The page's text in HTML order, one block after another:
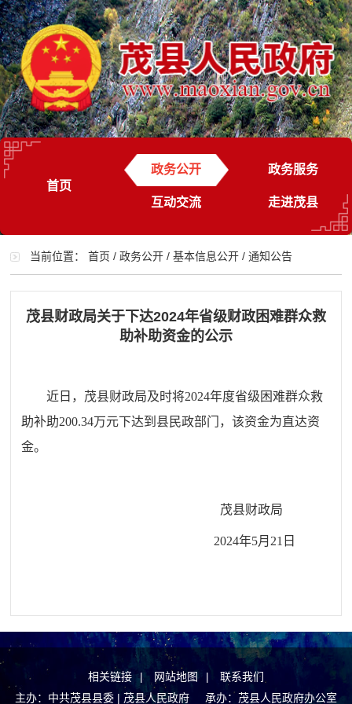
首页
政务公开 政务服务
互动交流 走进茂县
当前位置：首页 /政务公开 /基本信息公开 /通知公告
茂县财政局关于下达2024年省级财政困难群众救
助补助资金的公示
近日，茂县财政局及时将2024年度省级 困难群众救
助补助200.34万元下达到县民政部门，该资金为直达资
金。
茂县财政局
2024年5月 21 日
相关链接 | 网站地图 |
联系我们
主办：中共茂县县委 | 茂县人民政府 承办：茂县人民政府办公室